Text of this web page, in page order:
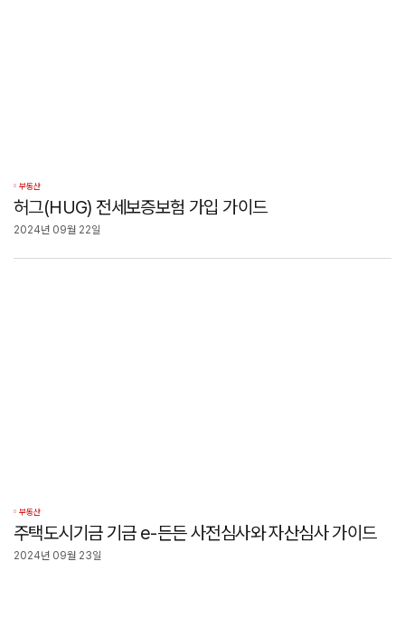
부동산
허그(HUG) 전세보증보험 가입 가이드
2024년 09월 22일
부동산
주택도시기금 기금 e-든든 사전심사와 자산심사 가이드
2024년 09월 23일